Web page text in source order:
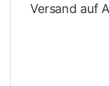
Versand auf